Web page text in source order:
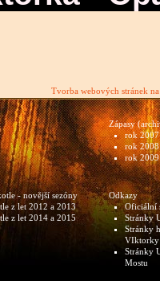
Tvorba webových stránek
Zápasy
rok 2007
rok 2008
rok 2009
- novější sezóny
z let 2012 a 2013
z let 2014 a 2015
Odkazy
Oficiální
Stránky
Stránky
VIktorky
Stránky
Mostu